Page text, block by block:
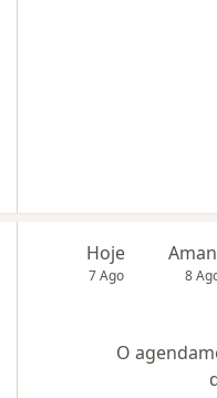
Hoje
7 Ago 8
O